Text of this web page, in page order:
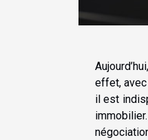
effet,
il est